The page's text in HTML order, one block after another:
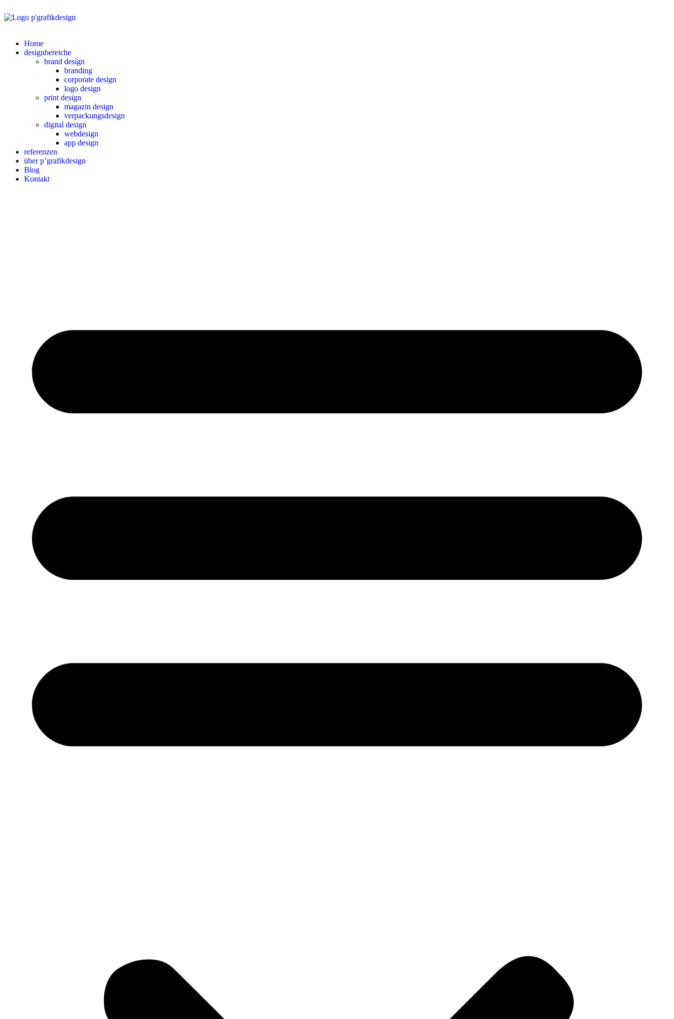
Home
designbereiche
brand design
branding
corporate design
logo design
print design
magazin design
verpackungsdesign
digital design
webdesign
app design
referenzen
über p’grafikdesign
Blog
Kontakt